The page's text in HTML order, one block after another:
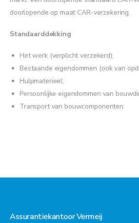
doorlopende op maat CAR-verzekering.
Standaarddekking
Het werk (verplicht verzekerd);
Bestaande eigendommen (ook van
Hulpmaterieel;
Persoonlijke eigendommen van
Transport van bouwcomponenten
Assurantiekantoor Vermeij